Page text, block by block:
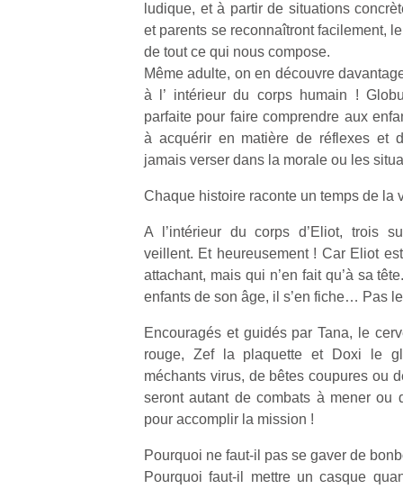
ludique, et à partir de situations
et parents se reconnaîtront facilement,
de tout ce qui nous compose.
Même adulte, on en découvre
à l’ intérieur du corps humain !
parfaite pour faire comprendre aux
à acquérir en matière de réflexes et
jamais verser dans la morale ou les
Chaque histoire raconte un temps de la
A l’intérieur du corps d’Eliot, trois
veillent. Et heureusement ! Car Eliot
attachant, mais qui n’en fait qu’à sa
enfants de son âge, il s’en fiche… Pas
Encouragés et guidés par Tana, le
rouge, Zef la plaquette et Doxi le
méchants virus, de bêtes coupures ou
seront autant de combats à mener ou
pour accomplir la mission !
Pourquoi ne faut-il pas se gaver de
Pourquoi faut-il mettre un casque